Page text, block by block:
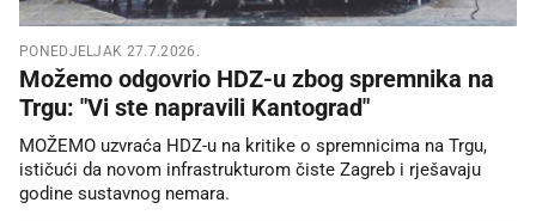
PONEDJELJAK 27.7.2026.
Možemo odgovrio HDZ-u zbog spremnika na
Trgu: "Vi ste napravili Kantograd"
MOŽEMO uzvraća HDZ-u na kritike o spremnicima na Trgu,
ističući da novom infrastrukturom čiste Zagreb i rješavaju
godine sustavnog nemara.